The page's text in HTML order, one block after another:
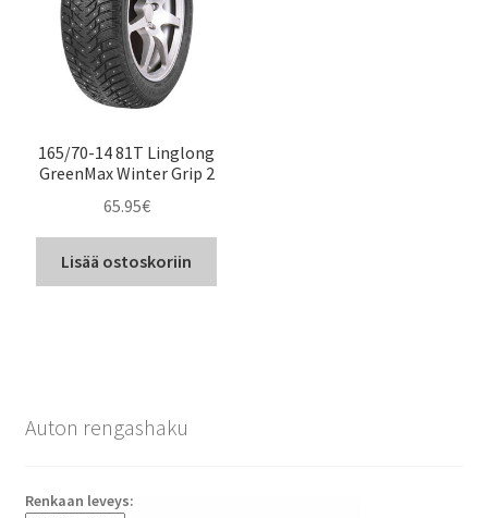
165/70-14 81T Linglong
GreenMax Winter Grip 2
65.95€
Lisää ostoskoriin
Auton rengashaku
Renkaan leveys: